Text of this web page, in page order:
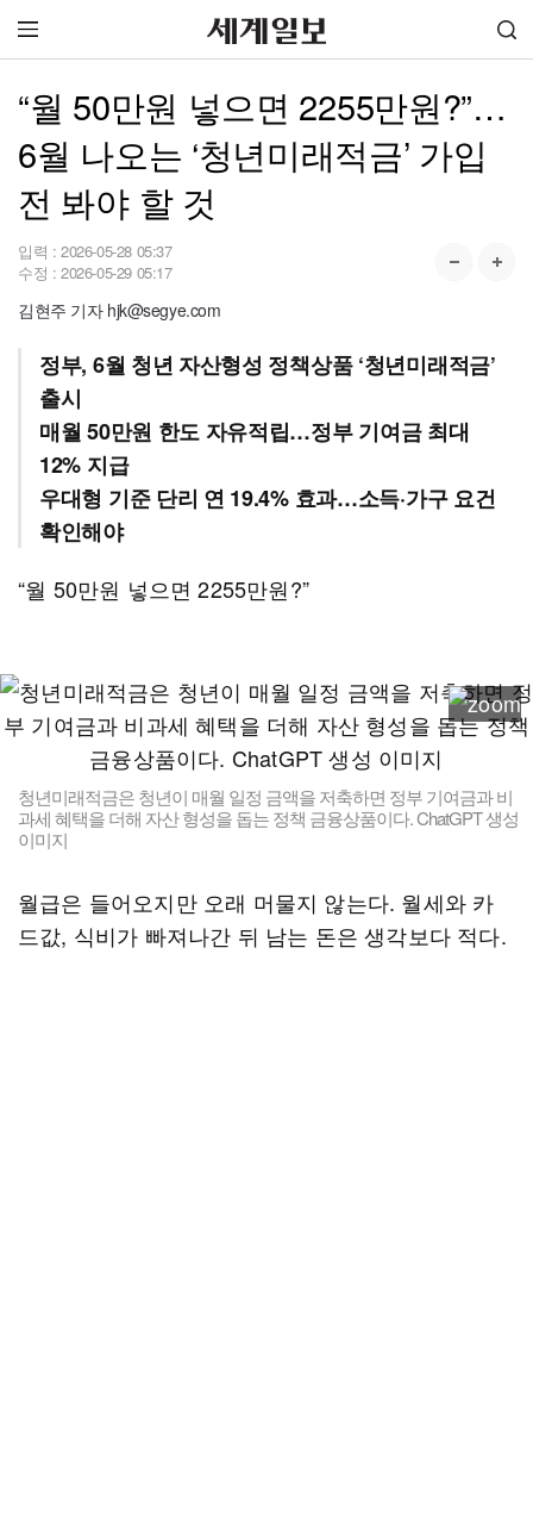
“월 50만원 넣으면 2255만원?”…
6월 나오는 ‘청년미래적금’ 가입
전 봐야 할 것
입력 : 2026-05-28 05:37
수정 : 2026-05-29 05:17
김현주 기자 hjk@segye.com
정부, 6월 청년 자산형성 정책상품 ‘청년미래적금’
출시
매월 50만원 한도 자유적립…정부 기여금 최대
12% 지급
우대형 기준 단리 연 19.4% 효과…소득·가구 요건
확인해야
“월 50만원 넣으면 2255만원?”
청년미래적금은 청년이 매월 일정 금액을 저축하면 정부 기여금과 비
과세 혜택을 더해 자산 형성을 돕는 정책 금융상품이다. ChatGPT 생성
이미지
월급은 들어오지만 오래 머물지 않는다. 월세와 카
드값, 식비가 빠져나간 뒤 남는 돈은 생각보다 적다.